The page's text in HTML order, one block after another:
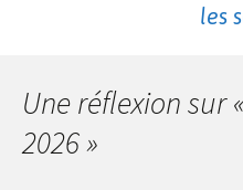
articles
les
Une réflexion sur
2026»